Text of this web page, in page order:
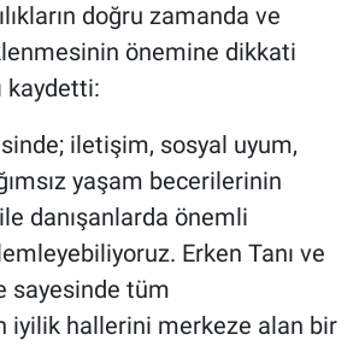
doğru zamanda ve
önemine dikkati
kaydetti:
iletişim, sosyal uyum,
yaşam becerilerinin
danışanlarda önemli
Erken Tanı ve
sayesinde tüm
iyilik hallerini merkeze alan bir